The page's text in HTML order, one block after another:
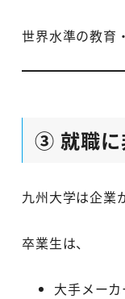
世界水準の教育
③ 就職に
九州大学は企業
卒業生は、
大手メーカ